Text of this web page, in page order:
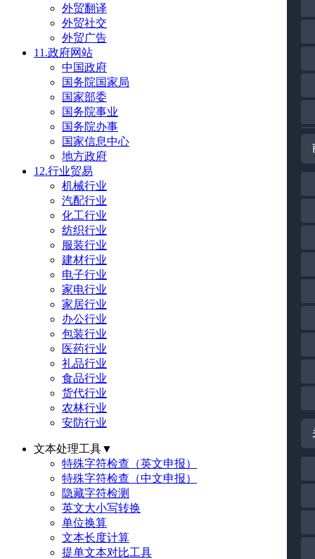
外贸翻译
外贸社交
外贸广告
11.政府网站
中国政府
国务院国家局
国家部委
国务院事业
国务院办事
国家信息中心
地方政府
12.行业贸易
机械行业
汽配行业
化工行业
纺织行业
服装行业
建材行业
电子行业
家电行业
家居行业
办公行业
包装行业
医药行业
礼品行业
食品行业
货代行业
农林行业
安防行业
文本处理工具▼
特殊字符检查（英文申报）
特殊字符检查（中文申报）
隐藏字符检测
英文大小写转换
单位换算
文本长度计算
提单文本对比工具